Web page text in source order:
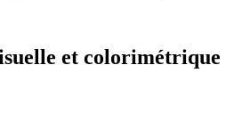
et colorimétrique